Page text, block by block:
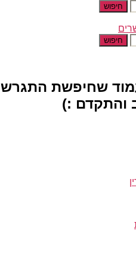
חיפוש
חיפוש
שחיפשת התגרש
והתקדם :)